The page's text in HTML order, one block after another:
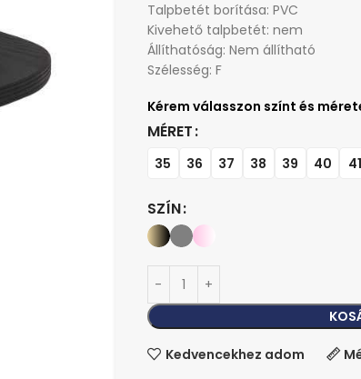
Talpbetét borítása: PVC
Kivehető talpbetét: nem
Állíthatóság: Nem állítható
Szélesség: F
MÉRET
35 36 37 38 39 40 41
SZÍN
Kedvencekhez adom